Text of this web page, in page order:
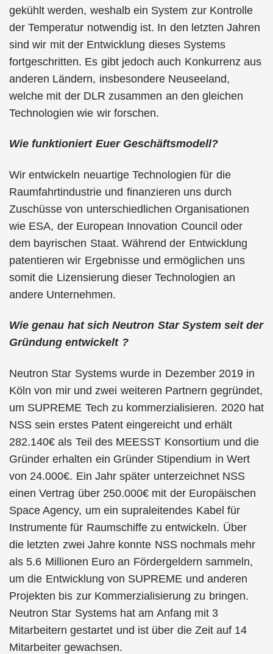
gekühlt werden, weshalb ein System zur Kontrolle
der Temperatur notwendig ist. In den letzten Jahren
sind wir mit der Entwicklung dieses Systems
fortgeschritten. Es gibt jedoch auch Konkurrenz aus
anderen Ländern, insbesondere Neuseeland,
welche mit der DLR zusammen an den gleichen
Technologien wie wir forschen.
Wie funktioniert Euer Geschäftsmodell?
Wir entwickeln neuartige Technologien für die
Raumfahrtindustrie und finanzieren uns durch
Zuschüsse von unterschiedlichen Organisationen
wie ESA, der European Innovation Council oder
dem bayrischen Staat. Während der Entwicklung
patentieren wir Ergebnisse und ermöglichen uns
somit die Lizensierung dieser Technologien an
andere Unternehmen.
Wie genau hat sich Neutron Star System seit der
Gründung entwickelt ?
Neutron Star Systems wurde in Dezember 2019 in
Köln von mir und zwei weiteren Partnern gegründet,
um SUPREME Tech zu kommerzialisieren. 2020 hat
NSS sein erstes Patent eingereicht und erhält
282.140€ als Teil des MEESST Konsortium und die
Gründer erhalten ein Gründer Stipendium in Wert
von 24.000€. Ein Jahr später unterzeichnet NSS
einen Vertrag über 250.000€ mit der Europäischen
Space Agency, um ein supraleitendes Kabel für
Instrumente für Raumschiffe zu entwickeln. Über
die letzten zwei Jahre konnte NSS nochmals mehr
als 5.6 Millionen Euro an Fördergeldern sammeln,
um die Entwicklung von SUPREME und anderen
Projekten bis zur Kommerzialisierung zu bringen.
Neutron Star Systems hat am Anfang mit 3
Mitarbeitern gestartet und ist über die Zeit auf 14
Mitarbeiter gewachsen.